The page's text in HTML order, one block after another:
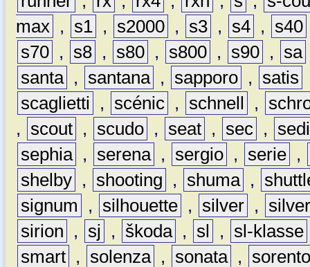
max , s1 , s2000 , s3 , s4 , s40
s70 , s8 , s80 , s800 , s90 , sa
santa , santana , sapporo , satis
scaglietti
, scénic , schnell ,
,
scout , scudo , seat , sec ,
sephia , serena , sergio , serie ,
shelby , shooting , shuma ,
signum
, silhouette , silver ,
sirion
, sj , škoda , sl , sl-klasse
smart , solenza , sonata ,